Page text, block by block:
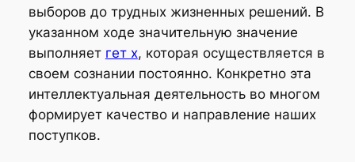
выборов до трудных жизненных решений. В
указанном ходе значительную значение
выполняет гет х, которая осуществляется в
своем сознании постоянно. Конкретно эта
интеллектуальная деятельность во многом
формирует качество и направление наших
поступков.